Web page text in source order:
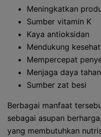
Meningkatkan
Sumber vitamin K
Kaya antioksidan
Mendukung
Mempercepat
Menjaga daya
Sumber zat besi
Berbagai manfaat
sebagai asupan
yang membutuhkan